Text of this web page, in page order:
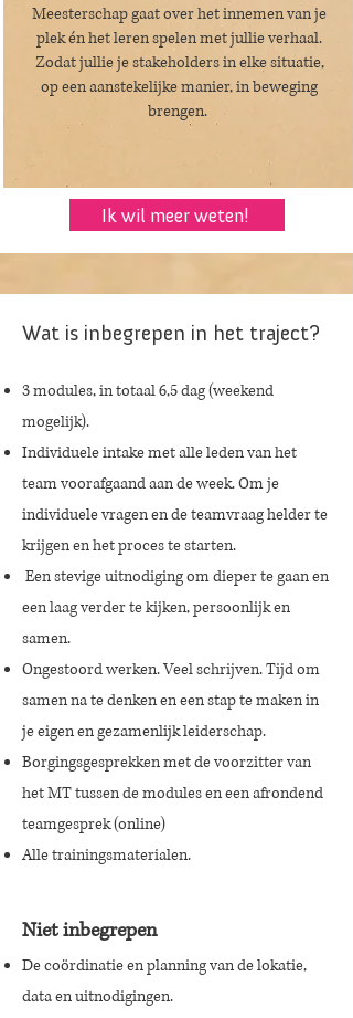
Meesterschap gaat over het innemen van je
plek én het leren spelen met jullie verhaal.
Zodat jullie je stakeholders in elke situatie,
op een aanstekelijke manier, in beweging
brengen.
Ik wil meer weten!
Wat is inbegrepen in het traject?
3 modules, in totaal 6,5 dag (weekend
mogelijk).
Individuele intake met alle leden van het
team voorafgaand aan de week. Om je
individuele vragen en de teamvraag helder te
krijgen en het proces te starten.
Een stevige uitnodiging om dieper te gaan en
een laag verder te kijken, persoonlijk en
samen.
Ongestoord werken. Veel schrijven. Tijd om
samen na te denken en een stap te maken in
je eigen en gezamenlijk leiderschap.
Borgingsgesprekken met de voorzitter van
het MT tussen de modules en een afrondend
teamgesprek (online)
Alle trainingsmaterialen.
Niet inbegrepen
De coördinatie en planning van de lokatie,
data en uitnodigingen.